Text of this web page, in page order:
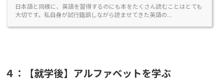
日本語と同様に、英語を習得するのにも本をたくさん読むことはとても
大切です。私自身が試行錯誤しながら読ませてきた英語の...
４：【就学後】アルファベットを学ぶ